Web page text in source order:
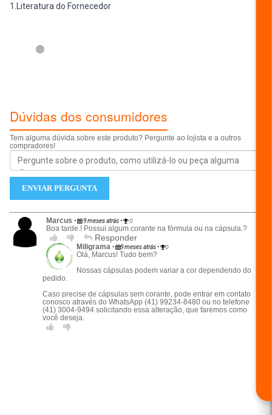
1.Literatura do Fornecedor
Dúvidas dos consumidores
Tem alguma dúvida sobre este produto? Pergunte ao lojista e a outros
compradores!
ENVIAR PERGUNTA
Marcus • 9 meses atrás • 0
Boa tarde.! Possui algum corante na fórmula ou na cápsula.?
Responder
Miligrama • 9 meses atrás • 0
Olá, Marcus! Tudo bem?
Nossas cápsulas podem variar a cor dependendo do
pedido.
Caso precise de cápsulas sem corante, pode entrar em contato
conosco através do WhatsApp (41) 99234-8480 ou no telefone
(41) 3004-9494 solicitando essa alteração, que faremos como
você deseja.